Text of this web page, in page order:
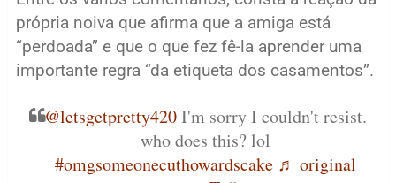
própria noiva que afirma que a amiga está
“perdoada” e que o que fez fê-la aprender uma
importante regra “da etiqueta dos casamentos”.
@letsgetpretty420I'm sorry I couldn't resist.
who does this? lol
#omgsomeonecuthowardscake ♬ original